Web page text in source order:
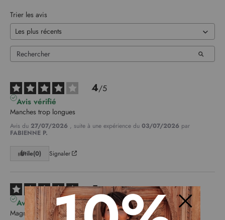
Trier les avis
4/5
Avis vérifié
Manches trop longues
Avis du 27/07/2026 , suite à une expérience du 03/07/2026 par
FABIENNE P.
Utile(0) Signaler
5/5
Avis vérifié
Magnifique, doux, légèrement brillant